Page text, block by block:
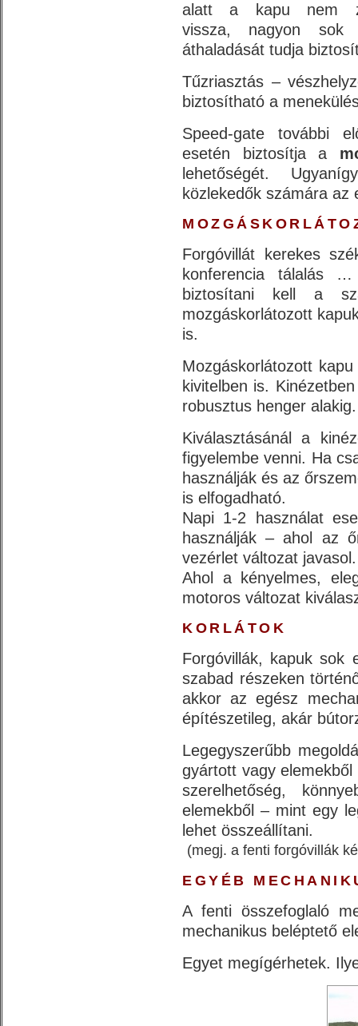
alatt a kapu nem
vissza, nagyon sok
áthaladását tudja
Tűzriasztás –
biztosítható a
Speed-gate további
esetén biztosítja a
lehetőségét.
közlekedők számára az
Forgóvillát kerekes
konferencia tálalás
biztosítani kell a
mozgáskorlátozott
is.
Mozgáskorlátozott
kivitelben is.
robusztus henger alakig.
Kiválasztásánál a
figyelembe venni. Ha
használják és az
is elfogadható.
Napi 1-2 használat
használják – ahol az
vezérlet változat javasol.
Ahol a kényelmes,
motoros változat
KORLÁTOK
Forgóvillák, kapuk sok
szabad részeken
akkor az egész
építészetileg, akár
Legegyszerűbb
gyártott vagy
szerelhetőség,
elemekből – mint egy
lehet összeállítani.
(megj. a fenti forgóvillák
EGYÉB
A fenti összefoglaló
mechanikus beléptető
Egyet megígérhetek.